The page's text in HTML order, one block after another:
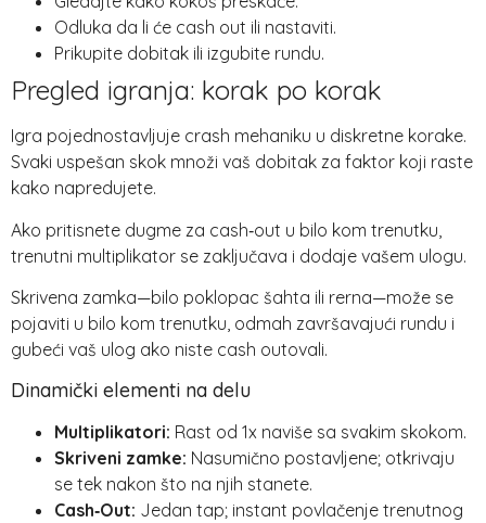
Odluka da li će cash out ili nastaviti.
Prikupite dobitak ili izgubite rundu.
Pregled igranja: korak po korak
Igra pojednostavljuje crash mehaniku u diskretne korake.
Svaki uspešan skok množi vaš dobitak za faktor koji raste
kako napredujete.
Ako pritisnete dugme za cash‑out u bilo kom trenutku,
trenutni multiplikator se zaključava i dodaje vašem ulogu.
Skrivena zamka—bilo poklopac šahta ili rerna—može se
pojaviti u bilo kom trenutku, odmah završavajući rundu i
gubeći vaš ulog ako niste cash outovali.
Dinamički elementi na delu
Multiplikatori: Rast od 1x naviše sa svakim skokom.
Skriveni zamke: Nasumično postavljene; otkrivaju
se tek nakon što na njih stanete.
Cash‑Out: Jedan tap; instant povlačenje trenutnog